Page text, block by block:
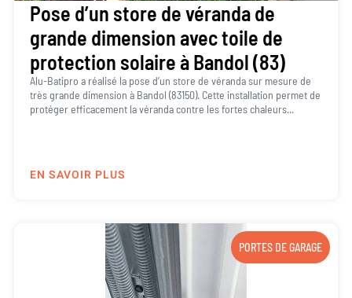
Pose d’un store de véranda de
grande dimension avec toile de
protection solaire à Bandol (83)
Alu-Batipro a réalisé la pose d’un store de véranda sur mesure de
très grande dimension à Bandol (83150). Cette installation permet de
protéger efficacement la véranda contre les fortes chaleurs...
EN SAVOIR PLUS
PORTES DE GARAGE